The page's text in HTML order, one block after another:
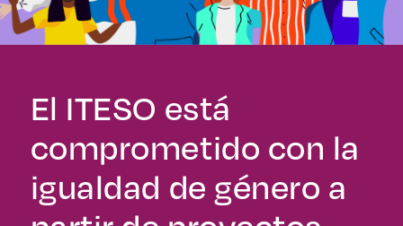
Derecho
Becas
Sustentabilidad
El ITESO está
comprometido con la
igualdad de género a